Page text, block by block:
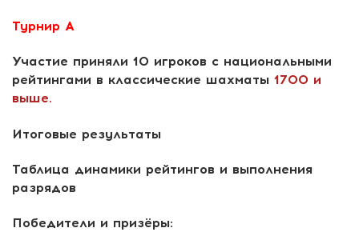
Турнир А
Участие приняли 10 игроков с национальными
рейтингами в классические шахматы 1700 и
выше.
Итоговые результаты
Таблица динамики рейтингов и выполнения
разрядов
Победители и призёры: